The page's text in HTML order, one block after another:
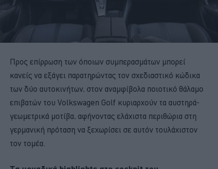
Προς επίρρωση των όποιων συμπερασμάτων μπορεί
κανείς να εξάγει παρατηρώντας τον σχεδιαστικό κώδικα
των δύο αυτοκινήτων, στον αναμφίβολα ποιοτικό θάλαμο
επιβατών του Volkswagen Golf κυριαρχούν τα αυστηρά-
γεωμετρικά μοτίβα, αφήνοντας ελάχιστα περιθώρια στη
γερμανική πρόταση να ξεχωρίσει σε αυτόν τουλάχιστον
τον τομέα.